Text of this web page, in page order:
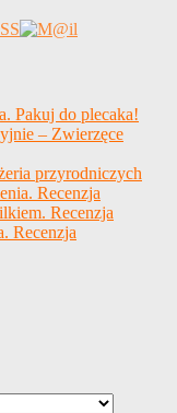
Pakuj do plecaka!
– Zwierzęce
przyrodniczych
Recenzja
Recenzja
Recenzja